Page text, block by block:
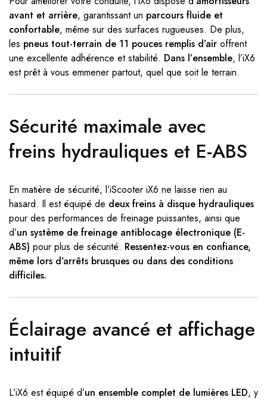
avant et arrière, garantissant un parcours fluide et
confortable, même sur des surfaces rugueuses. De plus,
les pneus tout-terrain de 11 pouces remplis d’air offrent
une excellente adhérence et stabilité. Dans l’ensemble, l’iX6
est prêt à vous emmener partout, quel que soit le terrain.
Sécurité maximale avec
freins hydrauliques et E-ABS
En matière de sécurité, l’iScooter iX6 ne laisse rien au
hasard. Il est équipé de deux freins à disque hydrauliques
pour des performances de freinage puissantes, ainsi que
d’un système de freinage antiblocage électronique (E-
ABS) pour plus de sécurité. Ressentez-vous en confiance,
même lors d’arrêts brusques ou dans des conditions
difficiles.
Éclairage avancé et affichage
intuitif
L’iX6 est équipé d’un ensemble complet de lumières LED, y